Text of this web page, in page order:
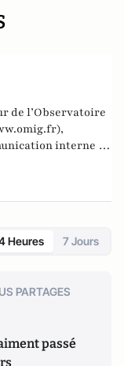
de l’Observatoire
),
interne en
Heures 7 Jours
PARTAGES
passé